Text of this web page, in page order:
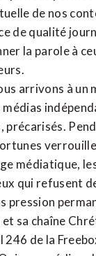
de nos
de qualité
la parole à
arrivons à un
médiatique,
qui refusent
pression
sa chaîne
de la